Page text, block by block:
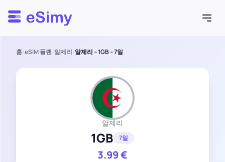
Esimy
홈/eSIM 플랜/알제리/알제리 – 1GB – 7일
알제리
1GB 7일
3.99€